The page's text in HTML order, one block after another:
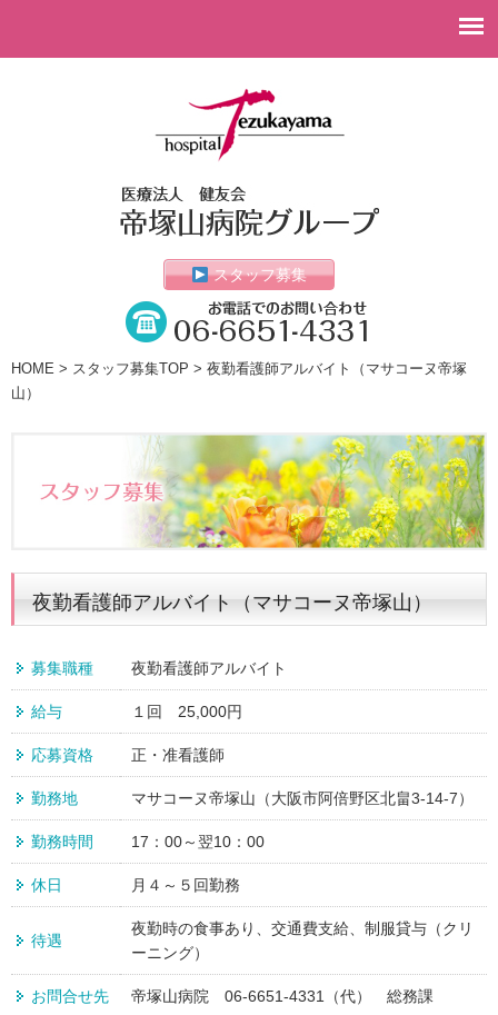
スタッフ募集
HOME > スタッフ募集TOP > 夜勤看護師アルバイト（マサコーヌ帝塚
山）
夜勤看護師アルバイト（マサコーヌ帝塚山）
募集職種 夜勤看護師アルバイト
給与 １回 25,000円
応募資格 正・准看護師
勤務地 マサコーヌ帝塚山（大阪市阿倍野区北畠3-14-7）
勤務時間 17：00～翌10：00
休日 月４～５回勤務
待遇
夜勤時の食事あり、交通費支給、制服貸与（クリ
ーニング）
お問合せ先 帝塚山病院 06-6651-4331（代） 総務課